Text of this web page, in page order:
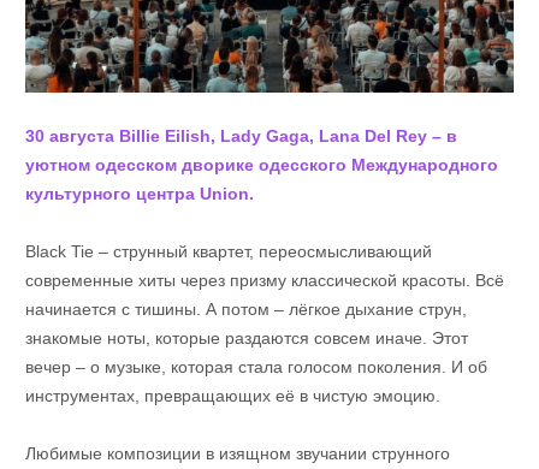
30 августа Billie Eilish, Lady Gaga, Lana Del Rey – в
уютном одесском дворике одесского Международного
культурного центра Union.
Black Tie – струнный квартет, переосмысливающий
современные хиты через призму классической красоты. Всё
начинается с тишины. А потом – лёгкое дыхание струн,
знакомые ноты, которые раздаются совсем иначе. Этот
вечер – о музыке, которая стала голосом поколения. И об
инструментах, превращающих её в чистую эмоцию.
Любимые композиции в изящном звучании струнного